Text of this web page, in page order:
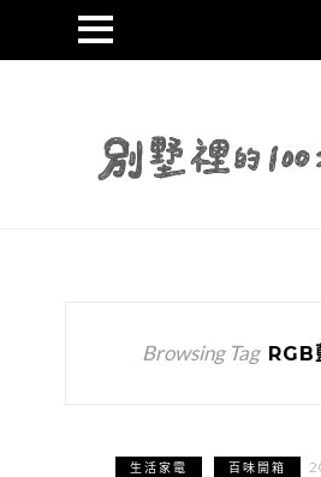
Browsing Tag RGB
生活家電 百味開箱